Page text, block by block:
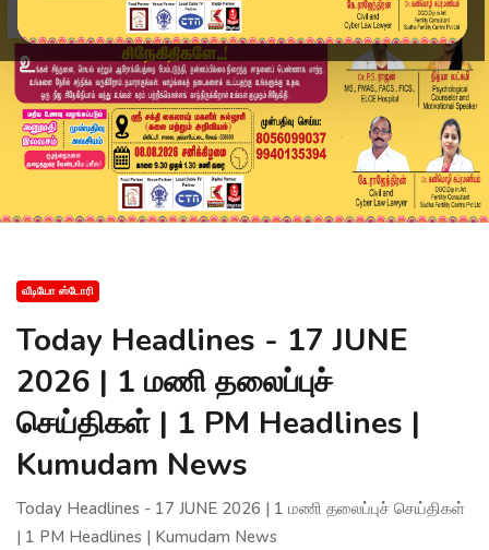
வீடியோ ஸ்டோரி
Today Headlines - 17 JUNE
2026 | 1 மணி தலைப்புச்
செய்திகள் | 1 PM Headlines |
Kumudam News
Today Headlines - 17 JUNE 2026 | 1 மணி தலைப்புச் செய்திகள்
| 1 PM Headlines | Kumudam News